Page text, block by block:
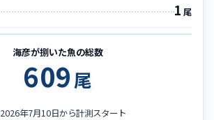
1 尾
海彦が捌いた魚の総数
609尾
2026年7月10日から計測スタート